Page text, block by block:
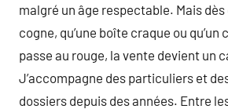
malgré un âge respectable. Mais dès
cogne, qu’une boîte craque ou
passe au rouge, la vente devient un
J’accompagne des particuliers et
dossiers depuis des années. Entre